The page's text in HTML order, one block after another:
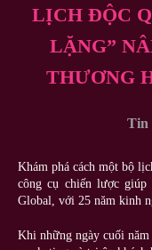
LỊCH ĐỘC
LẶNG”
THƯƠNG
Tin
Khám phá cách một bộ
công cụ chiến lược giúp
Global, với 25 năm kinh
Khi những ngày cuối năm